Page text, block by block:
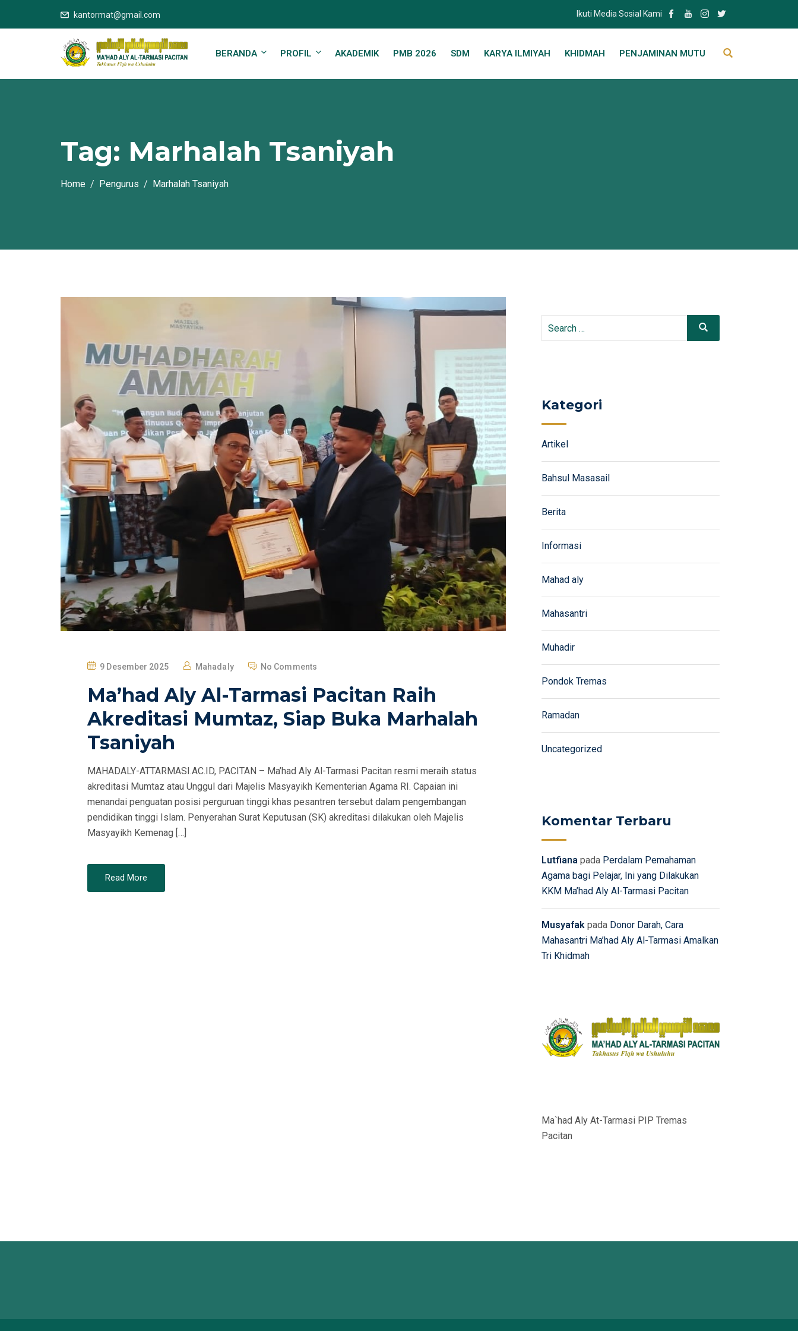
kantormat@gmail.com Ikuti Media Sosial Kami
BERANDA PROFIL AKADEMIK PMB 2026 SDM KARYA ILMIYAH KHIDMAH PENJAMINAN MUTU
Tag: Marhalah Tsaniyah
Home Pengurus Marhalah Tsaniyah
P
S
E
D
N
9 Desember 2025 Mahadaly No Comments
Ma’had Aly Al-Tarmasi Pacitan Raih
Akreditasi Mumtaz, Siap Buka Marhalah
Tsaniyah
MAHADALY-ATTARMASI.AC.ID, PACITAN – Ma’had Aly Al-Tarmasi Pacitan resmi meraih status
akreditasi Mumtaz atau Unggul dari Majelis Masyayikh Kementerian Agama RI. Capaian ini
menandai penguatan posisi perguruan tinggi khas pesantren tersebut dalam pengembangan
pendidikan tinggi Islam. Penyerahan Surat Keputusan (SK) akreditasi dilakukan oleh Majelis
Masyayikh Kemenag […]
Read More
Search
Search
Kategori
Artikel
Bahsul Masasail
Berita
Informasi
Mahad aly
Mahasantri
Muhadir
Pondok Tremas
Ramadan
Uncategorized
Komentar Terbaru
Lutfiana pada Perdalam Pemahaman
Agama bagi Pelajar, Ini yang Dilakukan
KKM Ma’had Aly Al-Tarmasi Pacitan
Musyafak pada Donor Darah, Cara
Mahasantri Ma’had Aly Al-Tarmasi Amalkan
Tri Khidmah
Ma`had Aly At-Tarmasi PIP Tremas
Pacitan